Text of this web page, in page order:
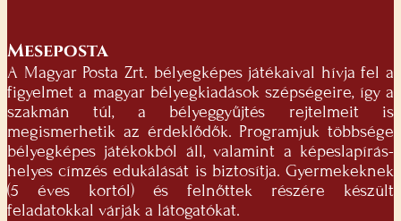
Meseposta
A Magyar Posta Zrt. bélyegképes játékaival hívja fel a
figyelmet a magyar bélyegkiadások szépségeire, így a
szakmán túl, a bélyeggyűjtés rejtelmeit is
megismerhetik az érdeklődők. Programjuk többsége
bélyegképes játékokból áll, valamint a képeslapírás-
helyes címzés edukálását is biztosítja. Gyermekeknek
(5 éves kortól) és felnőttek részére készült
feladatokkal várják a látogatókat.